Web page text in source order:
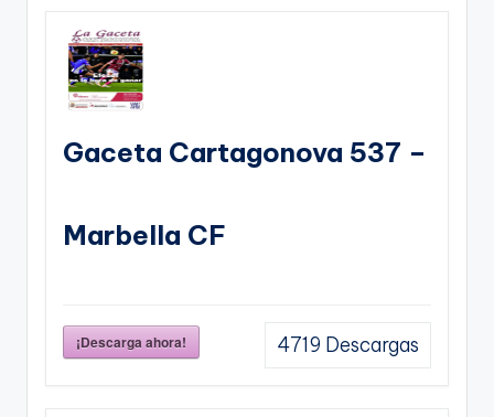
Gaceta Cartagonova 537 –
Marbella CF
¡Descarga ahora! 4719 Descargas